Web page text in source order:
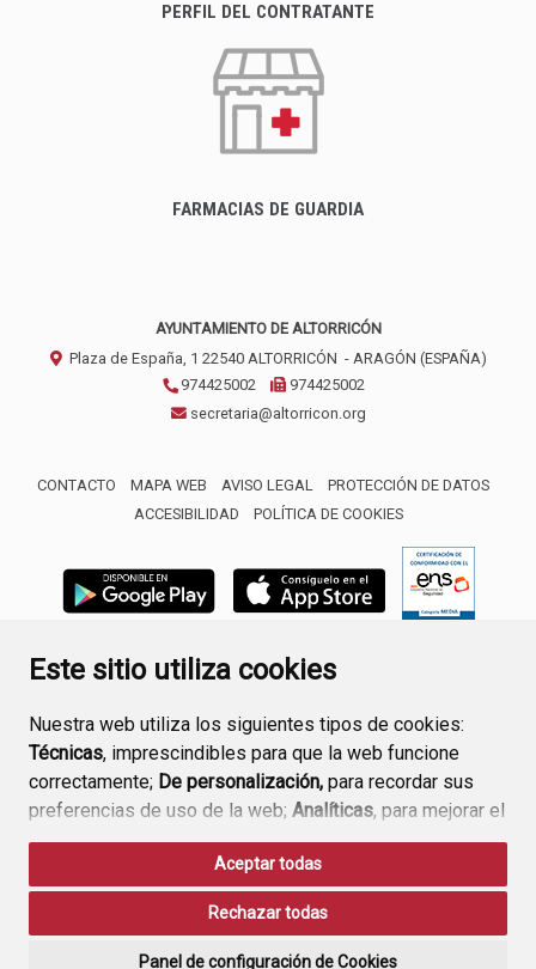
Este sitio utiliza cookies
Nuestra web utiliza los siguientes tipos de cookies:
Técnicas, imprescindibles para que la web funcione
correctamente; De personalización, para recordar sus
preferencias de uso de la web; Analíticas, para mejorar el
funcionamiento de la web y sus servicios.
Si acepta pulsando el botón“Aceptar todas”
consideramos que acepta su uso. Si pulsa el botón
Aceptar todas
Rechazar todas
Panel de configuración de Cookies
PERFIL DEL CONTRATANTE
FARMACIAS DE GUARDIA
AYUNTAMIENTO DE ALTORRICÓN
Plaza de España, 1 22540 ALTORRICÓN - ARAGÓN (ESPAÑA)
974425002
974425002
secretaria@altorricon.org
CONTACTO MAPA WEB AVISO LEGAL
PROTECCIÓN DE DATOS
ACCESIBILIDAD
POLÍTICA DE COOKIES